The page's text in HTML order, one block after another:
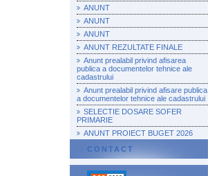
ANUNT
ANUNT
ANUNT
ANUNT REZULTATE FINALE
Anunt prealabil privind afisarea
publica a documentelor tehnice ale
cadastrului
Anunt prealabil privind afisare publica
a documentelor tehnice ale cadastrului
SELECTIE DOSARE SOFER
PRIMARIE
ANUNT PROIECT BUGET 2026
CONTACT